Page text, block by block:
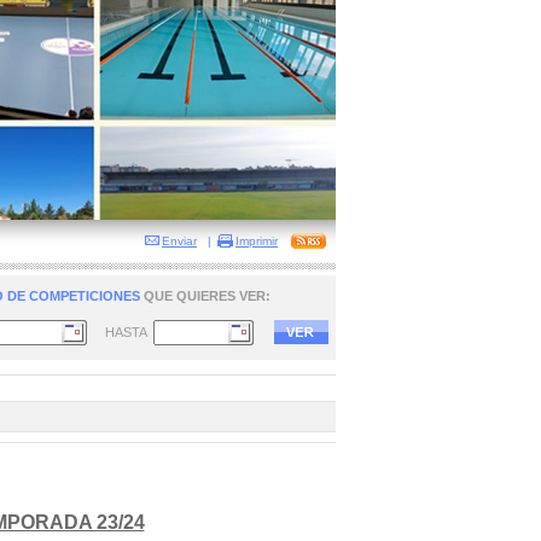
Enviar | Imprimir
DE COMPETICIONES QUE QUIERES VER:
HASTA
23/24